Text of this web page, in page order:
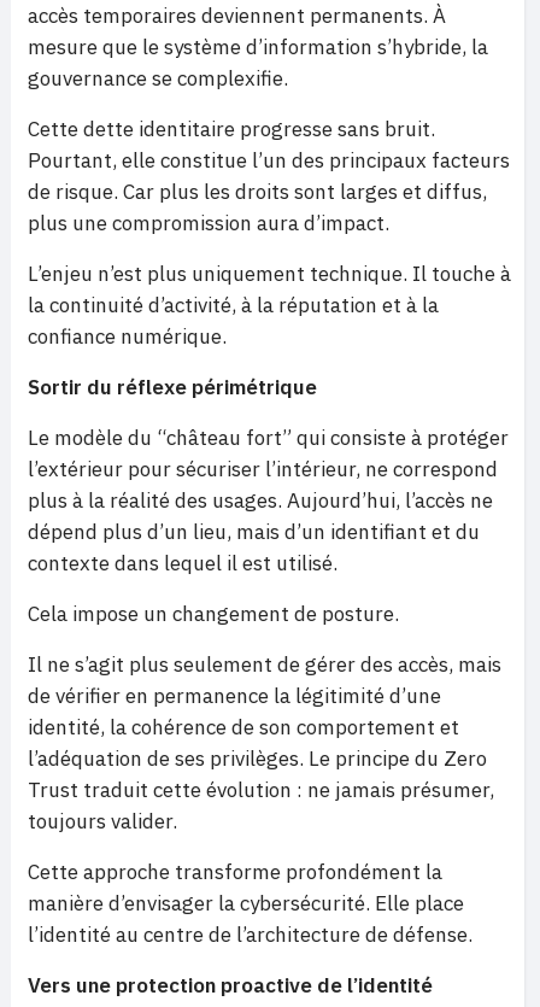
accès temporaires deviennent permanents. À
mesure que le système d’information s’hybride, la
gouvernance se complexifie.
Cette dette identitaire progresse sans bruit.
Pourtant, elle constitue l’un des principaux facteurs
de risque. Car plus les droits sont larges et diffus,
plus une compromission aura d’impact.
L’enjeu n’est plus uniquement technique. Il touche à
la continuité d’activité, à la réputation et à la
confiance numérique.
Sortir du réflexe périmétrique
Le modèle du “château fort” qui consiste à protéger
l’extérieur pour sécuriser l’intérieur, ne correspond
plus à la réalité des usages. Aujourd’hui, l’accès ne
dépend plus d’un lieu, mais d’un identifiant et du
contexte dans lequel il est utilisé.
Cela impose un changement de posture.
Il ne s’agit plus seulement de gérer des accès, mais
de vérifier en permanence la légitimité d’une
identité, la cohérence de son comportement et
l’adéquation de ses privilèges. Le principe du Zero
Trust traduit cette évolution : ne jamais présumer,
toujours valider.
Cette approche transforme profondément la
manière d’envisager la cybersécurité. Elle place
l’identité au centre de l’architecture de défense.
Vers une protection proactive de l’identité